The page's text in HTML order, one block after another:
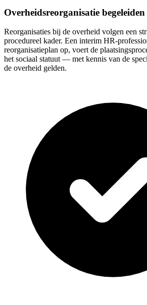
Overheidsreorganisatie begeleiden
Reorganisaties bij de overheid volgen een
procedureel kader. Een interim HR-
reorganisatieplan op, voert de
het sociaal statuut — met kennis van de
de overheid gelden.